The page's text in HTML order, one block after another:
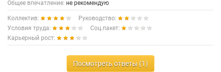
Общее впечатление: не рекомендую
Коллектив:
Руководство:
Условия труда:
Соц.пакет:
Карьерный рост:
Посмотреть ответы (1)